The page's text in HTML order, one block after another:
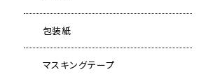
包装紙
マスキングテープ